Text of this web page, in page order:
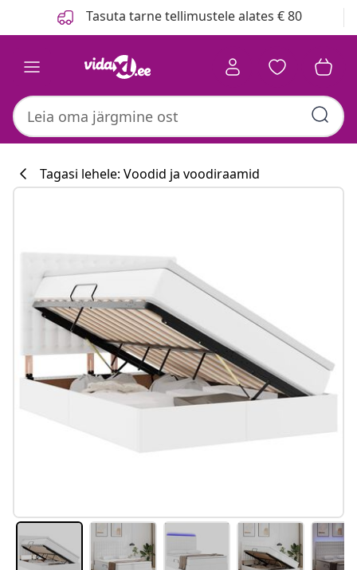
Tasuta tarne tellimustele alates € 80
#sharemevidaxl
Tagasi lehele: Voodid ja voodiraamid